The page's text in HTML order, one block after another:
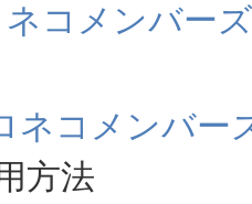
ネコメンバーズ
ネコメンバー
方法